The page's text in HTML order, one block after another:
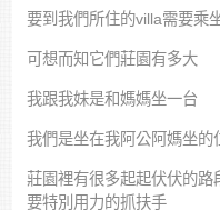
要到我們所住的villa需要乘
可想而知它們莊園有多大
我跟我妹是和媽媽坐一台
我們是坐在我阿公阿媽坐的
莊園裡有很多起起伏伏的
要特別用力的抓扶手